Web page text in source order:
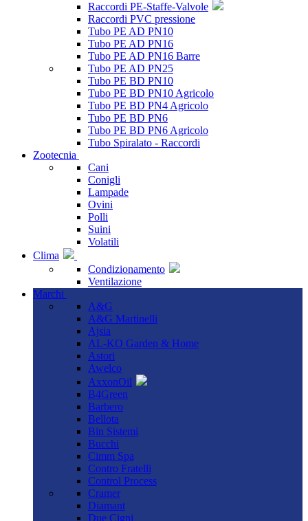
Raccordi PE-Staffe-Valvole
Raccordi PVC pressione
Tubo PE AD PN10
Tubo PE AD PN16
Tubo PE AD PN16 Barre
Tubo PE AD PN25
Tubo PE BD PN10
Tubo PE BD PN10 Agricolo
Tubo PE BD PN4 Agricolo
Tubo PE BD PN6
Tubo PE BD PN6 Agricolo
Tubo Spiralato - Raccordi
Zootecnia
Cani
Conigli
Lampade
Ovini
Polli
Suini
Volatili
Clima
Condizionamento
Ventilazione
Marchi
A&G
A&G Martinelli
Ajsia
AL-KO Garden & Home
Astori
Awelco
AxxonOil
B4Green
Barbero
Bellota
Bin Sistemi
Bucchi
Cimm Spa
Contro Fratelli
Control Process
Cramer
Diamant
Due Cigni